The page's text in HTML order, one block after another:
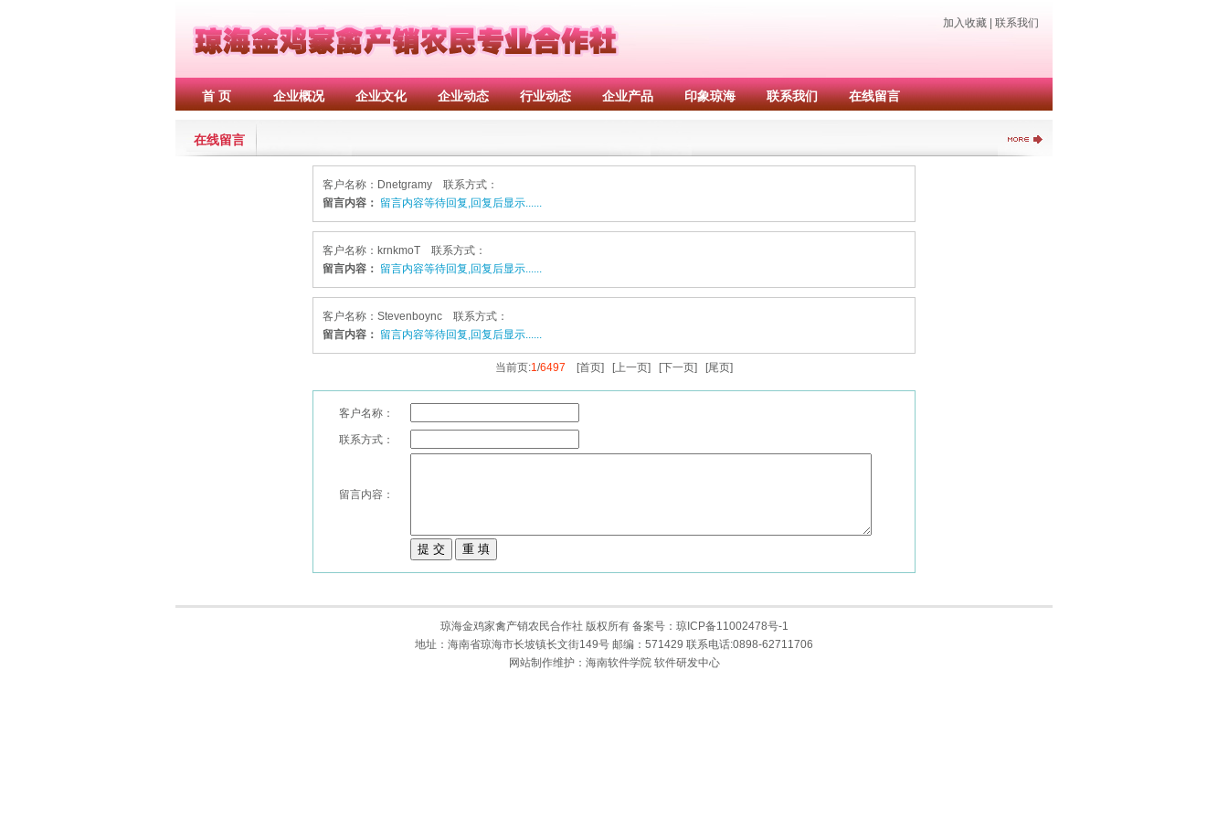
加入收藏 联系我们
首 页 企业概况 企业文化 企业动态 行业动态 企业产品 印象琼海 联系我们 在线留言
在线留言
客户名称：Dnetgramy 联系方式：
留言内容： 留言内容等待回复,回复后显示......
客户名称：krnkmoT 联系方式：
留言内容： 留言内容等待回复,回复后显示......
客户名称：Stevenboync 联系方式：
留言内容： 留言内容等待回复,回复后显示......
当前页:1/6497 [首页] [上一页] [下一页] [尾页]
客户名称：
联系方式：
留言内容：
琼海金鸡家禽产销农民合作社 版权所有 备案号：琼ICP备11002478号-1
地址：海南省琼海市长坡镇长文街149号 邮编：571429 联系电话:0898-62711706
网站制作维护： 海南软件学院 软件研发中心